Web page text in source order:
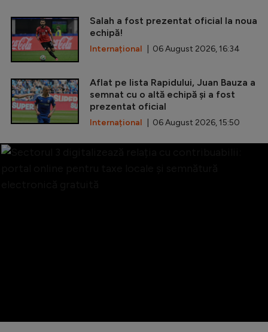
Salah a fost prezentat oficial la noua
echipă!
Internațional | 06 August 2026, 16:34
Aflat pe lista Rapidului, Juan Bauza a
semnat cu o altă echipă și a fost
prezentat oficial
Internațional | 06 August 2026, 15:50